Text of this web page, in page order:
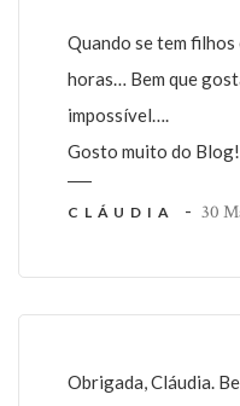
Quando se tem
horas… Bem que
impossível….
Gosto muito do
CLÁUDIA - 30
Obrigada, Cláudia.